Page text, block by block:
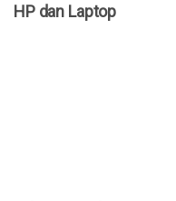
HP dan Laptop